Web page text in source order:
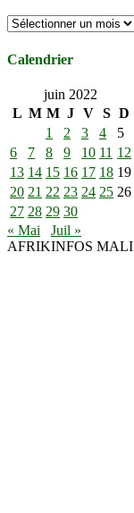
Archives
Calendrier
juin 2022
L M M J V S D
1
2 3 4
5
6
7 8 9 10 11 12
13 14 15 16 17 18 19
20 21 22 23 24 25 26
27 28 29 30
« Mai
Juil »
AFRIKINFOS MALI